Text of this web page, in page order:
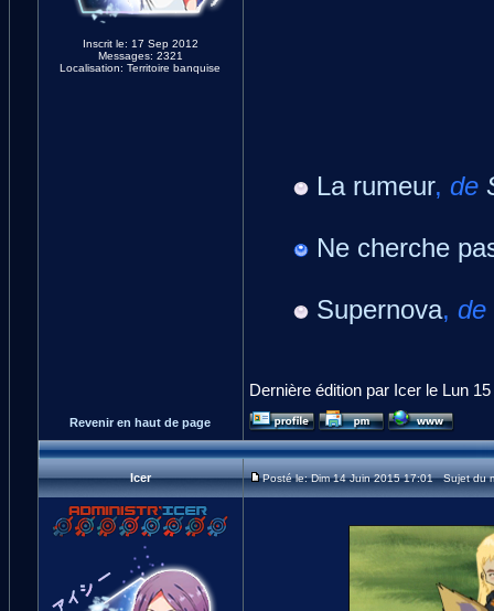
Inscrit le: 17 Sep 2012
Messages: 2321
Localisation: Territoire banquise
La rumeur, de
Ne cherche
Supernova, de
Dernière édition par Icer le Lun
Revenir en haut de page
Icer Posté le: Dim 14 Juin 2015 17:01 Sujet du